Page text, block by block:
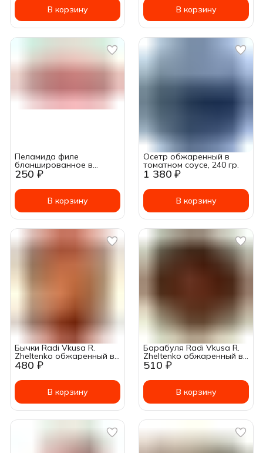
В корзину В корзину
250 ₽
Пеламида филе
бланшированное в
томатном соусе 175г
В корзину
1 380 ₽
Осетр обжаренный в
томатном соусе, 240 гр.
В корзину
480 ₽
Бычки Radi Vkusa R.
Zheltenko обжаренный в
томатном соусе 215 г
В корзину
510 ₽
Барабуля Radi Vkusa R.
Zheltenko обжаренный в
томатном соусе 215 г
В корзину